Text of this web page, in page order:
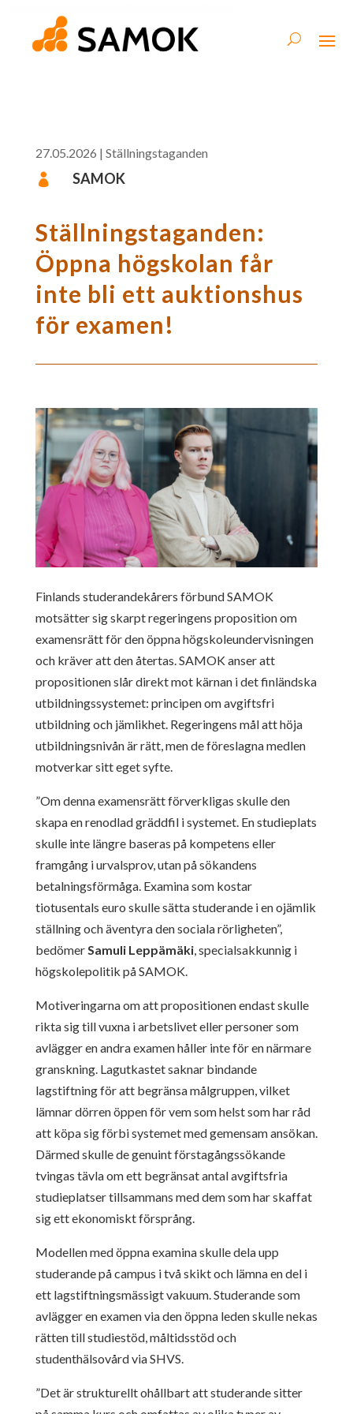
27.05.2026 | Ställningstaganden
 SAMOK
Ställningstaganden:
Öppna högskolan får
inte bli ett auktionshus
för examen!
Finlands studerandekårers förbund SAMOK
motsätter sig skarpt regeringens proposition om
examensrätt för den öppna högskoleundervisningen
och kräver att den återtas. SAMOK anser att
propositionen slår direkt mot kärnan i det finländska
utbildningssystemet: principen om avgiftsfri
utbildning och jämlikhet. Regeringens mål att höja
utbildningsnivån är rätt, men de föreslagna medlen
motverkar sitt eget syfte.
”Om denna examensrätt förverkligas skulle den
skapa en renodlad gräddfil i systemet. En studieplats
skulle inte längre baseras på kompetens eller
framgång i urvalsprov, utan på sökandens
betalningsförmåga. Examina som kostar
tiotusentals euro skulle sätta studerande i en ojämlik
ställning och äventyra den sociala rörligheten”,
bedömer Samuli Leppämäki, specialsakkunnig i
högskolepolitik på SAMOK.
Motiveringarna om att propositionen endast skulle
rikta sig till vuxna i arbetslivet eller personer som
avlägger en andra examen håller inte för en närmare
granskning. Lagutkastet saknar bindande
lagstiftning för att begränsa målgruppen, vilket
lämnar dörren öppen för vem som helst som har råd
att köpa sig förbi systemet med gemensam ansökan.
Därmed skulle de genuint förstagångssökande
tvingas tävla om ett begränsat antal avgiftsfria
studieplatser tillsammans med dem som har skaffat
sig ett ekonomiskt försprång.
Modellen med öppna examina skulle dela upp
studerande på campus i två skikt och lämna en del i
ett lagstiftningsmässigt vakuum. Studerande som
avlägger en examen via den öppna leden skulle nekas
rätten till studiestöd, måltidsstöd och
studenthälsovård via SHVS.
”Det är strukturellt ohållbart att studerande sitter